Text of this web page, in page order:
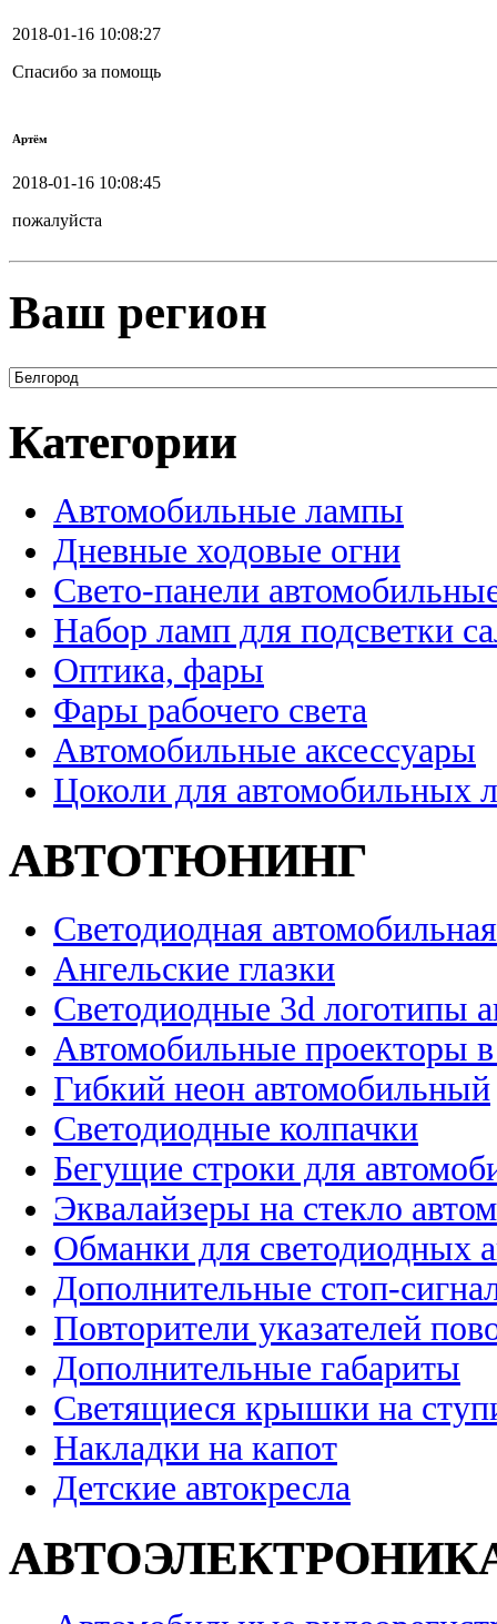
2018-01-16 10:08:27
Спасибо за помощь
Артём
2018-01-16 10:08:45
пожалуйста
Ваш регион
Категории
Автомобильные лампы
Дневные ходовые огни
Свето-панели
Набор ламп для подсветки
Оптика, фары
Фары рабочего света
Автомобильные аксессуары
Цоколи для автомобильных
АВТОТЮНИНГ
Светодиодная
Ангельские глазки
Светодиодные 3d логотипы
Автомобильные проекторы
Гибкий неон автомобильный
Светодиодные колпачки
Бегущие строки для
Эквалайзеры на стекло
Обманки для светодиодных
Дополнительные стоп-
Повторители указателей
Дополнительные габариты
Светящиеся крышки на
Накладки на капот
Детские автокресла